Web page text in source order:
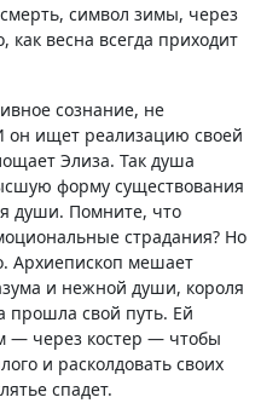
символ зимы, через
как весна всегда приходит
сознание, не
он ищет реализацию своей
Элиза. Так душа
форму существования
души. Помните, что
страдания? Но
Архиепископ мешает
и нежной души, короля
прошла свой путь. Ей
— через костер — чтобы
и расколдовать своих
спадет.